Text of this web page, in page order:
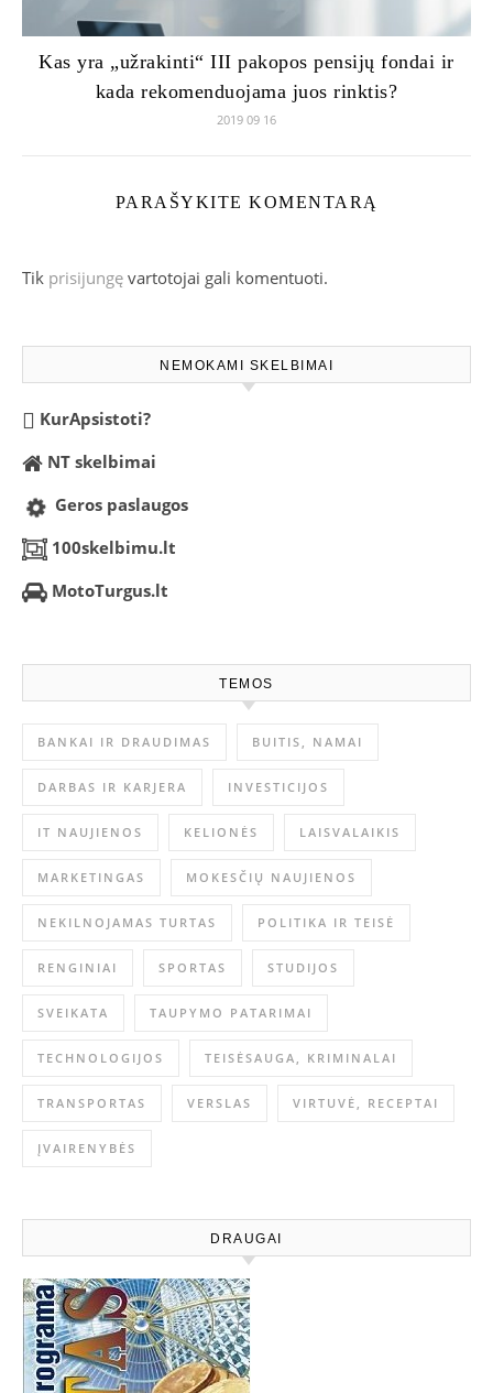
Kas yra „užrakinti“ III pakopos pensijų fondai ir
kada rekomenduojama juos rinktis?
2019 09 16
PARAŠYKITE KOMENTARĄ
Tik prisijungę vartotojai gali komentuoti.
NEMOKAMI SKELBIMAI
KurApsistoti?
NT skelbimai
Geros paslaugos
100skelbimu.lt
MotoTurgus.lt
TEMOS
BANKAI IR DRAUDIMAS BUITIS, NAMAI
DARBAS IR KARJERA INVESTICIJOS
IT NAUJIENOS KELIONĖS LAISVALAIKIS
MARKETINGAS MOKESČIŲ NAUJIENOS
NEKILNOJAMAS TURTAS POLITIKA IR TEISĖ
RENGINIAI SPORTAS STUDIJOS
SVEIKATA TAUPYMO PATARIMAI
TECHNOLOGIJOS TEISĖSAUGA, KRIMINALAI
TRANSPORTAS VERSLAS VIRTUVĖ, RECEPTAI
ĮVAIRENYBĖS
DRAUGAI